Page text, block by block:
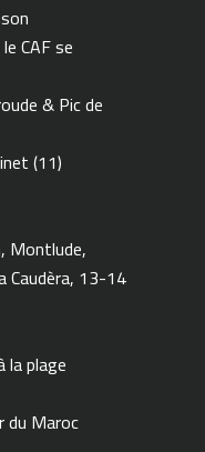
CAF se
& Pic de
(11)
Montlude,
Caudèra, 13-14
la plage
du Maroc